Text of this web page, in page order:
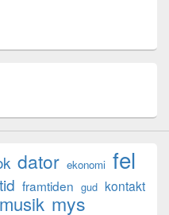
dator ekonomi fel
framtiden gud kontakt
musik mys